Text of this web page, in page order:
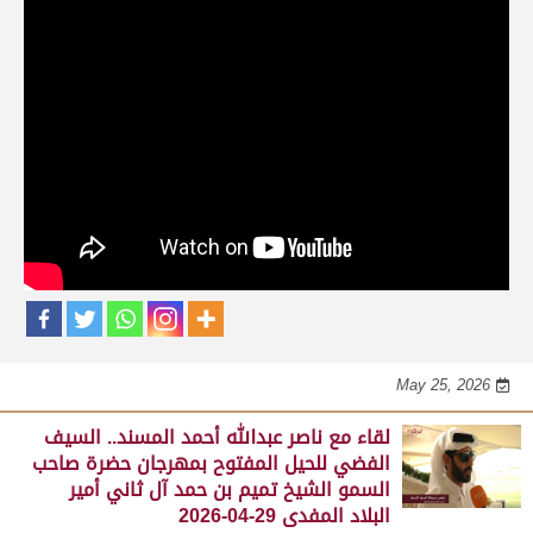
May 25, 2026
لقاء مع جابر بن سالم بن فاران.. مضمر هجن الشحانية الفائز
بالسيف الذهبي للحيل المفتوح بميدان الوثبة 22-05-2026
May 25, 2026
لقاء مع ناصر عبدالله أحمد المسند.. السيف
الفضي للحيل المفتوح بمهرجان حضرة صاحب
السمو الشيخ تميم بن حمد آل ثاني أمير
البلاد المفدى 29-04-2026